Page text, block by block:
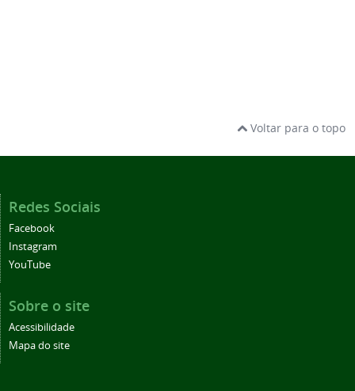
Voltar para o topo
Redes Sociais
Facebook
Instagram
YouTube
Sobre o site
Acessibilidade
Mapa do site